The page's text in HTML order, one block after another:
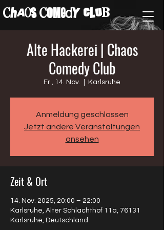
ChAos COMedY cLuB
Alte Hackerei | Chaos
Comedy Club
Fr., 14. Nov. Karlsruhe
Anmeldung geschlossen
Jetzt andere Veranstaltungen
ansehen
Zeit & Ort
14. Nov. 2025, 20:00 – 22:00
Karlsruhe, Alter Schlachthof 11a, 76131
Karlsruhe, Deutschland